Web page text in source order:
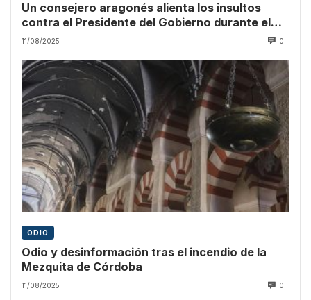
Un consejero aragonés alienta los insultos
contra el Presidente del Gobierno durante el
pregón
11/08/2025 0
ODIO
Odio y desinformación tras el incendio de la
Mezquita de Córdoba
11/08/2025 0